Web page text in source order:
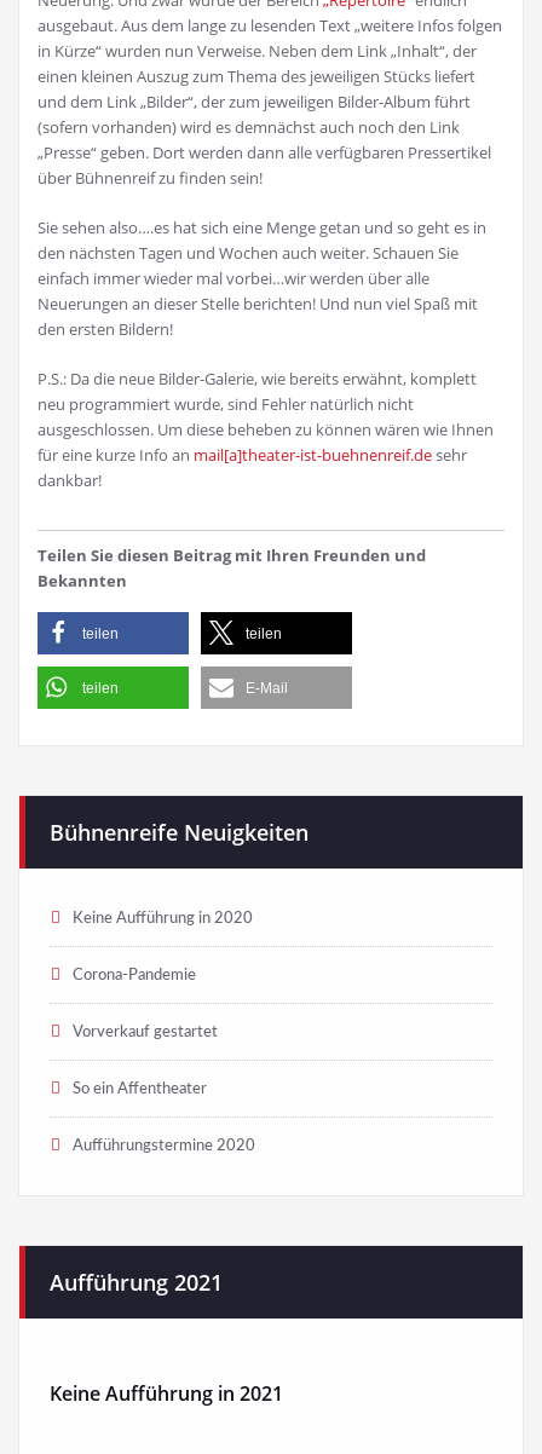
ausgebaut. Aus dem lange zu lesenden Text „weitere Infos folgen
in Kürze“ wurden nun Verweise. Neben dem Link „Inhalt“, der
einen kleinen Auszug zum Thema des jeweiligen Stücks liefert
und dem Link „Bilder“, der zum jeweiligen Bilder-Album führt
(sofern vorhanden) wird es demnächst auch noch den Link
„Presse“ geben. Dort werden dann alle verfügbaren Pressertikel
über Bühnenreif zu finden sein!
Sie sehen also….es hat sich eine Menge getan und so geht es in
den nächsten Tagen und Wochen auch weiter. Schauen Sie
einfach immer wieder mal vorbei…wir werden über alle
Neuerungen an dieser Stelle berichten! Und nun viel Spaß mit
den ersten Bildern!
P.S.: Da die neue Bilder-Galerie, wie bereits erwähnt, komplett
neu programmiert wurde, sind Fehler natürlich nicht
ausgeschlossen. Um diese beheben zu können wären wie Ihnen
für eine kurze Info an mail[a]theater-ist-buehnenreif.desehr
dankbar!
Teilen Sie diesen Beitrag mit Ihren Freunden und
Bekannten
teilen teilen
teilen E-Mail
Bühnenreife Neuigkeiten
Keine Aufführung in 2020
Corona-Pandemie
Vorverkauf gestartet
So ein Affentheater
Aufführungstermine 2020
Aufführung 2021
Keine Aufführung in 2021